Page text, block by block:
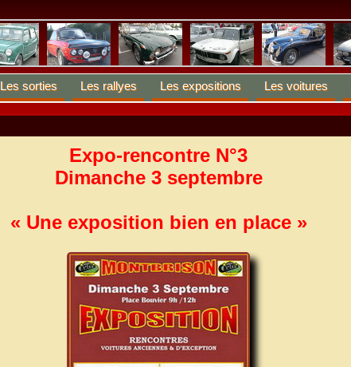
Les sorties Les rallyes Les expositions Les voitures
Expo-rencontre N°3
Dimanche 3 septembre
« Une exposition bien en place »